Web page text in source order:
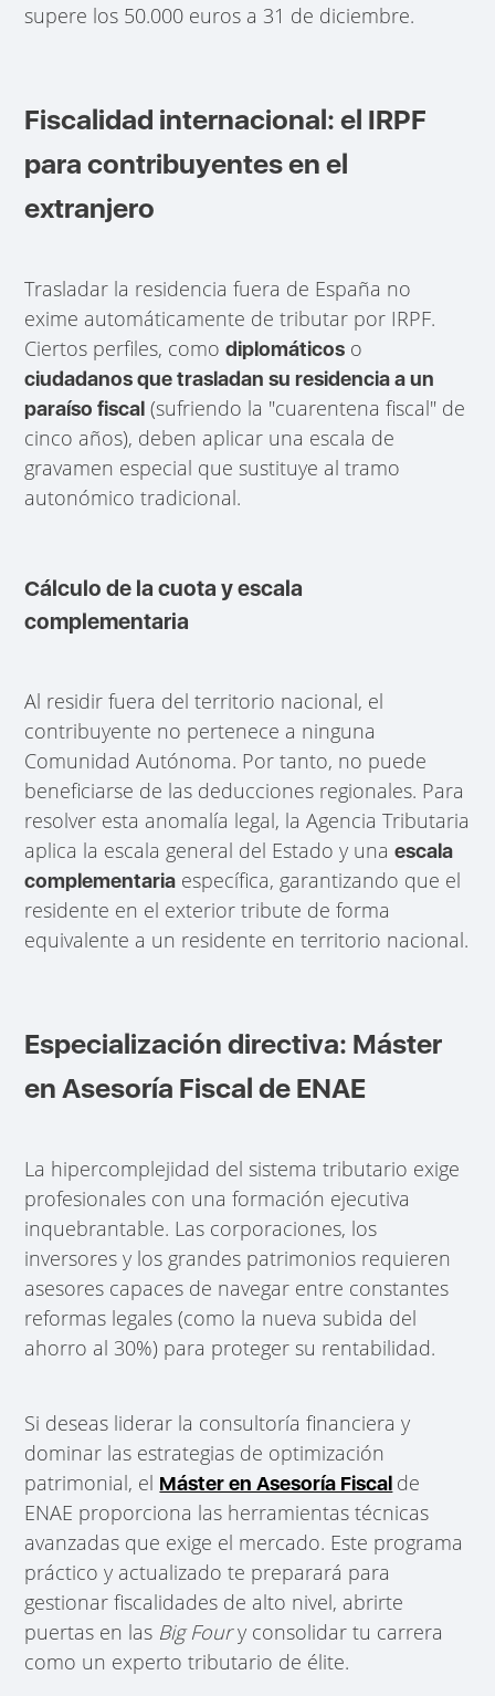
supere los 50.000 euros a 31 de diciembre.
Fiscalidad internacional: el IRPF
para contribuyentes en el
extranjero
Trasladar la residencia fuera de España no
exime automáticamente de tributar por IRPF.
Ciertos perfiles, comodiplomáticos o
ciudadanos que trasladan su residencia a un
paraíso fiscal (sufriendo la "cuarentena fiscal" de
cinco años), deben aplicar una escala de
gravamen especial que sustituye al tramo
autonómico tradicional.
Cálculo de la cuota y escala
complementaria
Al residir fuera del territorio nacional, el
contribuyente no pertenece a ninguna
Comunidad Autónoma. Por tanto, no puede
beneficiarse de las deducciones regionales. Para
resolver esta anomalía legal, la Agencia Tributaria
aplica la escala general del Estado y unaescala
complementaria específica, garantizando que el
residente en el exterior tribute de forma
equivalente a un residente en territorio nacional.
Especialización directiva: Máster
en Asesoría Fiscal de ENAE
La hipercomplejidad del sistema tributario exige
profesionales con una formación ejecutiva
inquebrantable. Las corporaciones, los
inversores y los grandes patrimonios requieren
asesores capaces de navegar entre constantes
reformas legales (como la nueva subida del
ahorro al 30%) para proteger su rentabilidad.
Si deseas liderar la consultoría financiera y
dominar las estrategias de optimización
patrimonial, el Máster en Asesoría Fiscal de
ENAE proporciona las herramientas técnicas
avanzadas que exige el mercado. Este programa
práctico y actualizado te preparará para
gestionar fiscalidades de alto nivel, abrirte
puertas en las Big Foury consolidar tu carrera
como un experto tributario de élite.